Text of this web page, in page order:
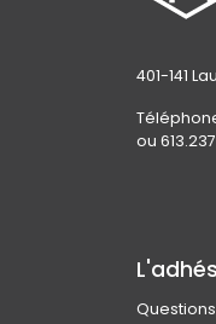
401-141
ou